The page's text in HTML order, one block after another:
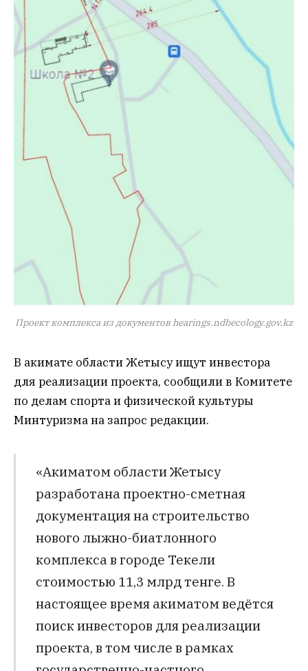
Проект комплекса из документов hearings.ndbecology.gov.kz
В акимате области Жетысу ищут инвестора
для реализации проекта, сообщили в Комитете
по делам спорта и физической культуры
Минтуризма на запрос редакции.
«Акиматом области Жетысу
разработана проектно-сметная
документация на строительство
нового лыжно-биатлонного
комплекса в городе Текели
стоимостью 11,3 млрд тенге. В
настоящее время акиматом ведётся
поиск инвесторов для реализации
проекта, в том числе в рамках